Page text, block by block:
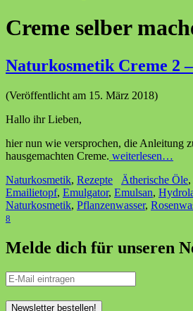
Creme selber
Naturkosmetik Creme 2
(Veröffentlicht am 15. März 2018)
Hallo ihr Lieben,
hier nun wie versprochen, die Anleitung
hausgemachten Creme. weiterlesen…
Naturkosmetik, Rezepte Ätherische Öle,
Emailietopf, Emulgator, Emulsan,
Naturkosmetik, Pflanzenwasser,
8
Melde dich für unseren